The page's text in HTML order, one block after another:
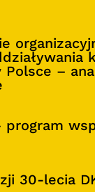
–
30-lecia